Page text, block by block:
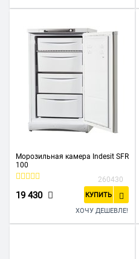
Морозильная камера Indesit SFR
100
260430
19 430 КУПИТЬ
ХОЧУ ДЕШЕВЛЕ!